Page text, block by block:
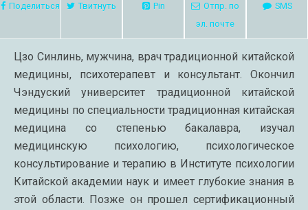
Поделиться Твитнуть Pin
Отпр. по
эл. почте
SMS
Цзо Синлинь, мужчина, врач традиционной китайской
медицины, психотерапевт и консультант. Окончил
Чэндуский университет традиционной китайской
медицины по специальности традиционная китайская
медицина со степенью бакалавра, изучал
медицинскую психологию, психологическое
консультирование и терапию в Институте психологии
Китайской академии наук и имеет глубокие знания в
этой области. Позже он прошел сертификационный